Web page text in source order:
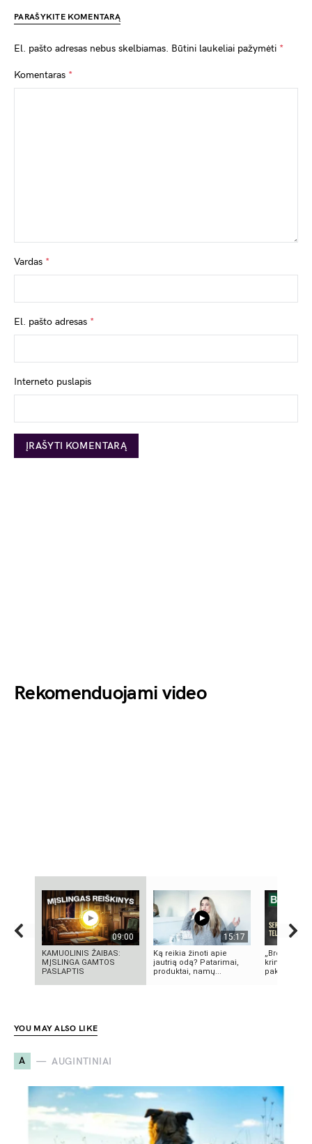
PARAŠYKITE KOMENTARĄ
El. pašto adresas nebus skelbiamas. Būtini laukeliai pažymėti *
Komentaras *
Vardas *
El. pašto adresas *
Interneto puslapis
Rekomenduojami video
09:00
KAMUOLINIS ŽAIBAS:
MĮSLINGA GAMTOS
PASLAPTIS
15:17
Ką reikia žinoti apie
jautrią odą? Patarimai,
produktai, namų...
„Bręstantis
kriminalinis
pakeitęs
YOU MAY ALSO LIKE
A AUGINTINIAI